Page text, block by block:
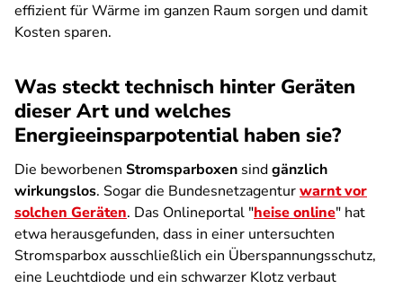
effizient für Wärme im ganzen Raum sorgen und damit
Kosten sparen.
Was steckt technisch hinter Geräten
dieser Art und welches
Energieeinsparpotential haben sie?
Die beworbenen Stromsparboxen sindgänzlich
wirkungslos. Sogar die Bundesnetzagenturwarnt vor
solchen Geräten. Das Onlineportal "heise online" hat
etwa herausgefunden, dass in einer untersuchten
Stromsparbox ausschließlich ein Überspannungsschutz,
eine Leuchtdiode und ein schwarzer Klotz verbaut